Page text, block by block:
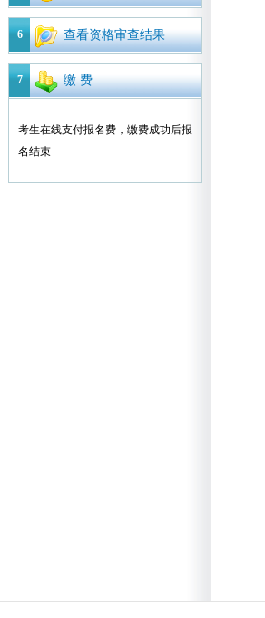
6 查看资格审查结果
7 缴 费
考生在线支付报名费，缴费成功后报
名结束